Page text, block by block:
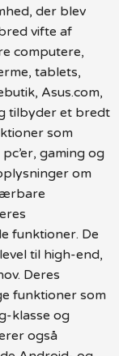
der blev
vifte af
computere,
tablets,
Asus.com,
tilbyder et bredt
som
gaming og
om
funktioner. De
til high-end,
Deres
funktioner som
klasse og
også